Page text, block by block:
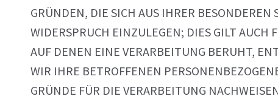
GRÜNDEN, DIE SICH AUS IHRER
WIDERSPRUCH EINZULEGEN; DIES GILT AUCH
AUF DENEN EINE VERARBEITUNG BERUHT,
WIR IHRE BETROFFENEN
GRÜNDE FÜR DIE VERARBEITUNG